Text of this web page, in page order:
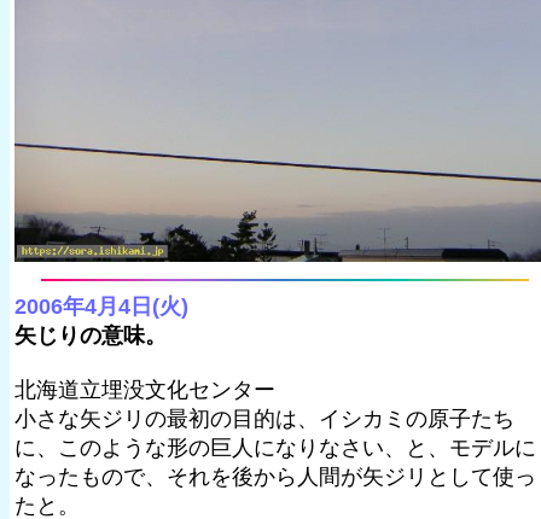
2006年4月4日(火)
矢じりの意味。
北海道立埋没文化センター
小さな矢ジリの最初の目的は、イシカミの原子たち
に、このような形の巨人になりなさい、と、モデルに
なったもので、それを後から人間が矢ジリとして使っ
たと。